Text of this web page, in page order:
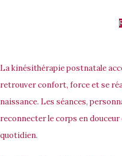
La kinésithérapie postnatale
retrouver confort, force et se
naissance. Les séances,
reconnecter le corps en
quotidien.